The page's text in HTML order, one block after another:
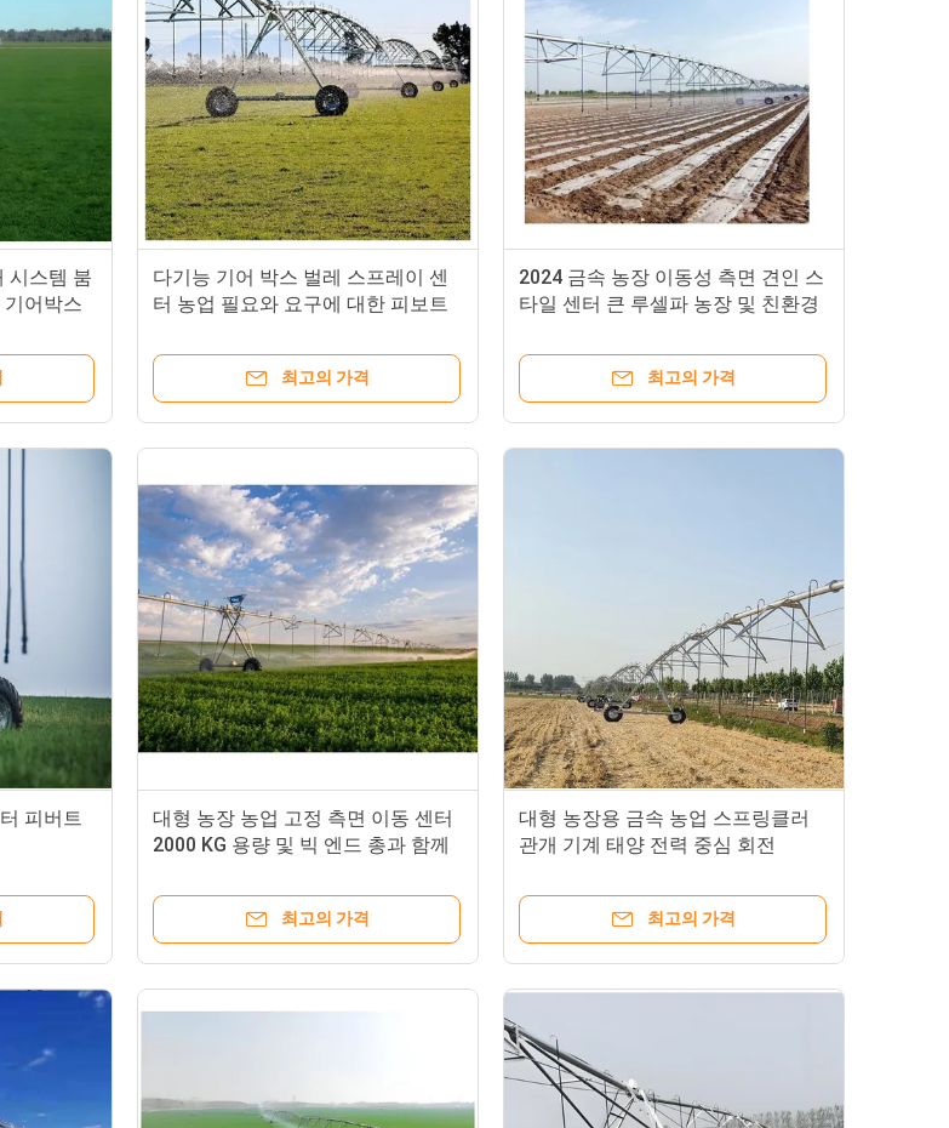
시스템 붐
어박스
다기능 기어 박스 벌레 스프레이 센
터 농업 필요와 요구에 대한 피보트
최고의 가격
2024 금속 농장 이동성 측면 견인 스
타일 센터 큰 루셀파 농장 및 친환경
최고의 가격
피버트
대형 농장 농업 고정 측면 이동 센터
2000 KG 용량 및 빅 엔드 총과 함께
최고의 가격
대형 농장용 금속 농업 스프링클러
관개 기계 태양 전력 중심 회전
최고의 가격